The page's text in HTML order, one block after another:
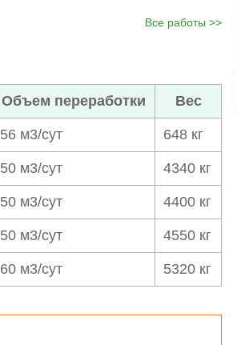
Все работы >>
Объем переработки Вес
56 м3/сут 648 кг
50 м3/сут 4340 кг
50 м3/сут 4400 кг
50 м3/сут 4550 кг
60 м3/сут 5320 кг